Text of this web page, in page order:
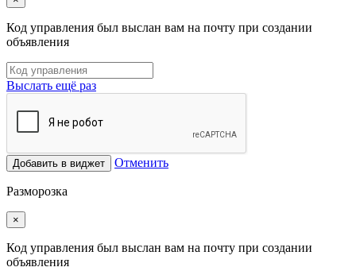
Код управления был выслан вам на почту при создании
объявления
Выслать ещё раз
Добавить в виджет Отменить
Разморозка
×
Код управления был выслан вам на почту при создании
объявления